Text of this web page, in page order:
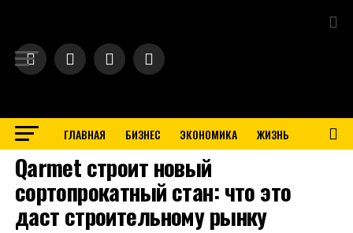
ГЛАВНАЯ БИЗНЕС ЭКОНОМИКА ЖИЗНЬ
BUSINESS
Qarmet строит новый
сортопрокатный стан: что это
даст строительному рынку